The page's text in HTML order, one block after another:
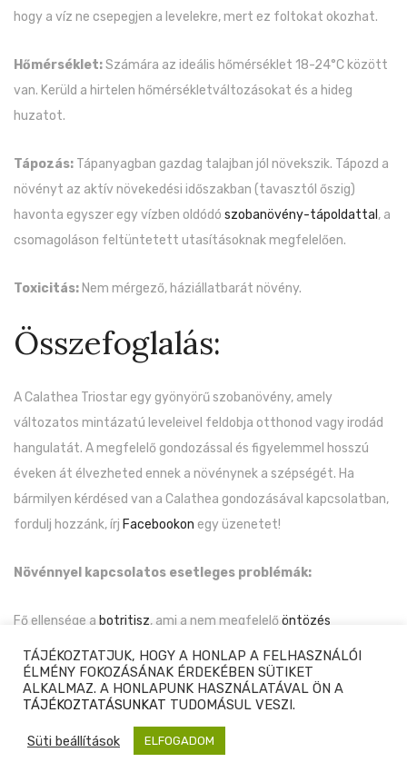
hogy a víz ne csepegjen a levelekre, mert ez foltokat okozhat.
Hőmérséklet:Számára az ideális hőmérséklet 18-24°C között
van. Kerüld a hirtelen hőmérsékletváltozásokat és a hideg
huzatot.
Tápozás: Tápanyagban gazdag talajban jól növekszik. Tápozd a
növényt az aktív növekedési időszakban (tavasztól őszig)
havonta egyszer egy vízben oldódó szobanövény-tápoldattal , a
csomagoláson feltüntetett utasításoknak megfelelően.
Toxicitás: Nem mérgező, háziállatbarát növény.
Összefoglalás:
A Calathea Triostar egy gyönyörű szobanövény, amely
változatos mintázatú leveleivel feldobja otthonod vagy irodád
hangulatát. A megfelelő gondozással és figyelemmel hosszú
éveken át élvezheted ennek a növénynek a szépségét. Ha
bármilyen kérdésed van a Calathea gondozásával kapcsolatban,
fordulj hozzánk, írj Facebookon egy üzenetet!
Növénnyel kapcsolatos esetleges problémák:
Fő ellensége a botritisz, ami a nem megfelelőöntözés
következménye, de egyéb szobanövény kártevők is
megtámadhatják.
TÁJÉKOZTATJUK, HOGY A HONLAP A FELHASZNÁLÓI
ÉLMÉNY FOKOZÁSÁNAK ÉRDEKÉBEN SÜTIKET
ALKALMAZ. A HONLAPUNK HASZNÁLATÁVAL ÖN A
TÁJÉKOZTATÁSUNKAT TUDOMÁSUL VESZI.
Süti beállítások ELFOGADOM